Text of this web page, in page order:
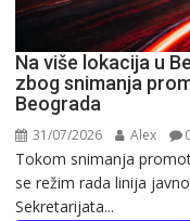
Na više lokacija u
zbog snimanja
Beograda
31/07/2026 Alex
Tokom snimanja
se režim rada linija
Sekretarijata...